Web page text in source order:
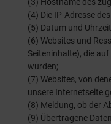
(3) Hostname des
(4) Die IP-Adresse
(5) Datum und
(6) Websites und
Seiteninhalte), die
wurden;
(7) Websites, von
unsere Internetseite
(8) Meldung, ob der
(9) Übertragene